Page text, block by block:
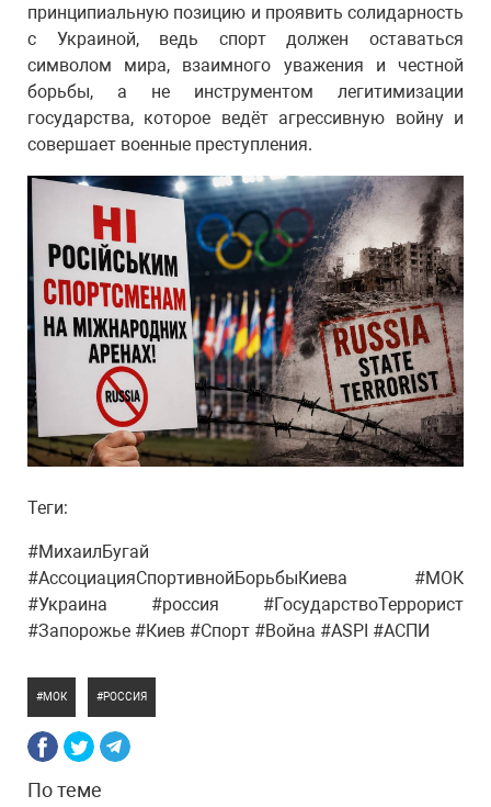
принципиальную позицию и проявить солидарность
с Украиной, ведь спорт должен оставаться
символом мира, взаимного уважения и честной
борьбы, а не инструментом легитимизации
государства, которое ведёт агрессивную войну и
совершает военные преступления.
Теги:
#МихаилБугай
#АссоциацияСпортивнойБорьбыКиева #МОК
#Украина #россия #ГосударствоТеррорист
#Запорожье #Киев #Спорт #Война #ASPI #АСПИ
МОК РОССИЯ
По теме